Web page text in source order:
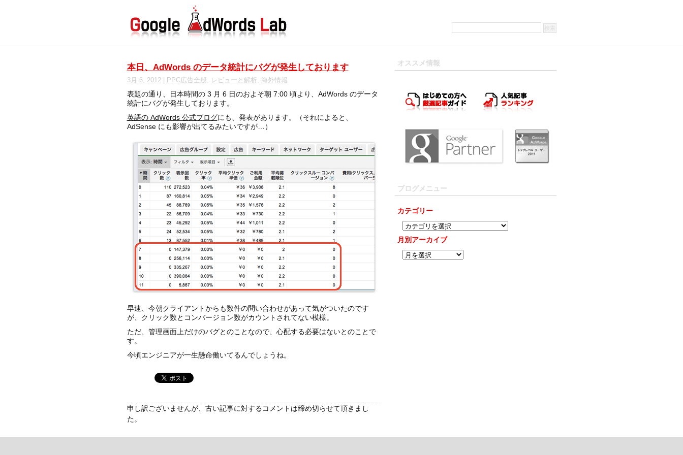
本日、AdWords のデータ統計にバグが発生しております
3月 6, 2012| PPC広告全般 , レビューと解析 , 海外情報
表題の通り、日本時間の 3 月 6 日のおよそ朝 7:00 頃より、AdWords のデータ
統計にバグが発生しております。
英語の AdWords 公式ブログにも、発表があります。（それによると、
AdSense にも影響が出てるみたいですが…）
早速、今朝クライアントからも数件の問い合わせがあって気がついたのです
が、クリック数とコンバージョン数がカウントされてない模様。
ただ、管理画面上だけのバグとのことなので、心配する必要はないとのことで
す。
今頃エンジニアが一生懸命働いてるんでしょうね。
申し訳ございませんが、古い記事に対するコメントは締め切らせて頂きまし
た。
オススメ情報
ブログメニュー
カテゴリー
月別アーカイブ